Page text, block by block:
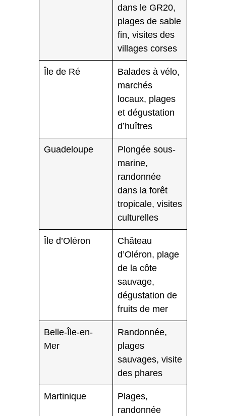
dans le GR20,
plages de sable
fin, visites des
villages corses
Île de Ré
Balades à vélo,
marchés
locaux, plages
et dégustation
d’huîtres
Guadeloupe
Plongée sous-
marine,
randonnée
dans la forêt
tropicale, visites
culturelles
Île d’Oléron
Château
d’Oléron, plage
de la côte
sauvage,
dégustation de
fruits de mer
Belle-Île-en-
Mer
Randonnée,
plages
sauvages, visite
des phares
Martinique
Plages,
randonnée